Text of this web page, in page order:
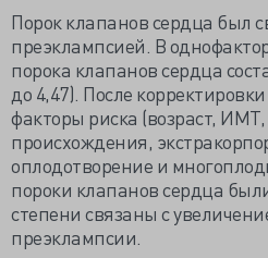
Порок клапанов сердца был
преэклампсией. В
порока клапанов сердца
до 4,47). После
факторы риска (возраст,
происхождения,
оплодотворение и
пороки клапанов сердца
степени связаны с
преэклампсии.